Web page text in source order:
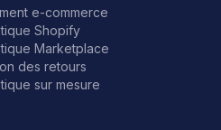
e-commerce
Shopify
Marketplace
des retours
sur mesure